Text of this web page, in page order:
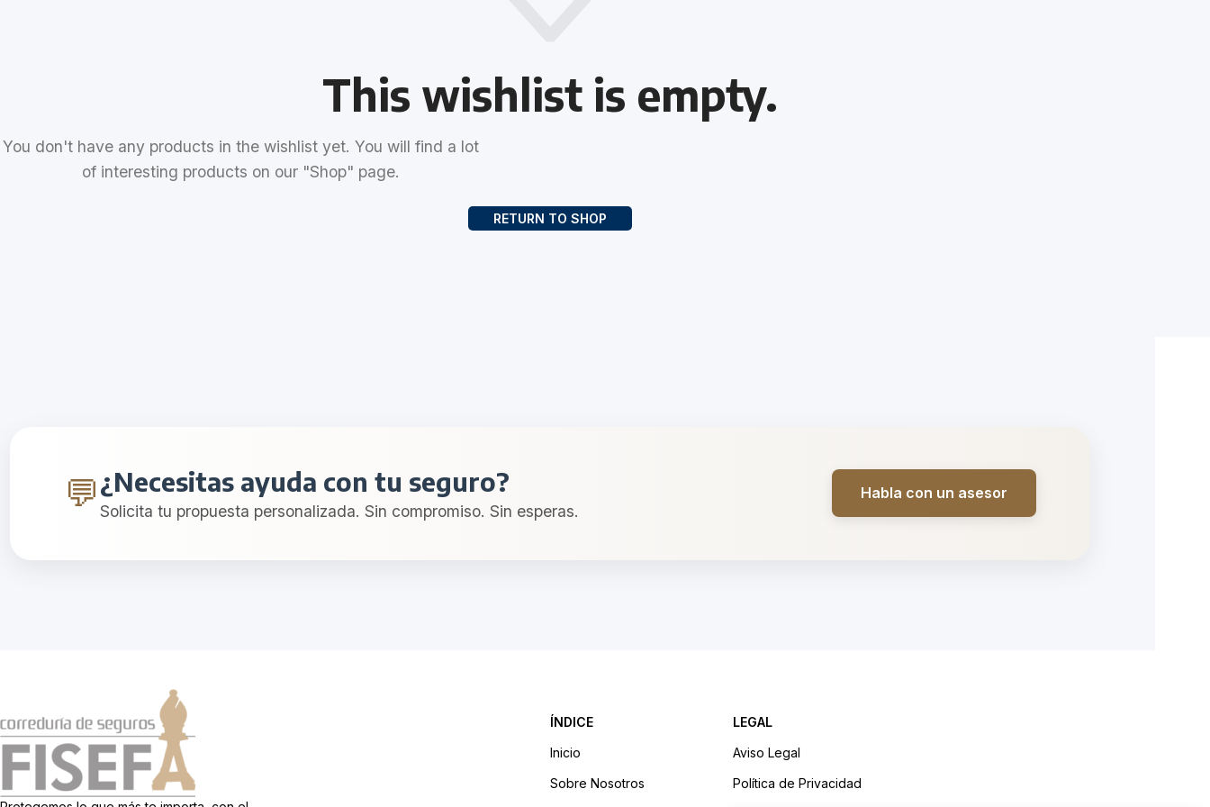
This wishlist is empty.
You don't have any products in the wishlist yet. You will find a lot
of interesting products on our "Shop" page.
RETURN TO SHOP
💬¿Necesitas ayuda con tu seguro?
Solicita tu propuesta personalizada. Sin compromiso. Sin esperas.
Habla con un asesor
ÍNDICE
Inicio
Sobre Nosotros
LEGAL
Aviso Legal
Política de Privacidad